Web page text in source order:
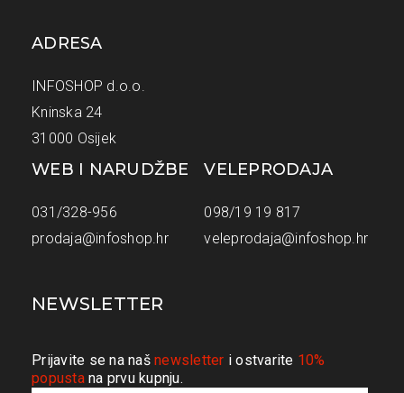
ADRESA
INFOSHOP d.o.o.
Kninska 24
31000 Osijek
WEB I NARUDŽBE
031/328-956
prodaja@infoshop.hr
VELEPRODAJA
098/19 19 817
veleprodaja@infoshop.hr
NEWSLETTER
Prijavite se na naš newsletter i ostvarite 10%
popustana prvu kupnju.